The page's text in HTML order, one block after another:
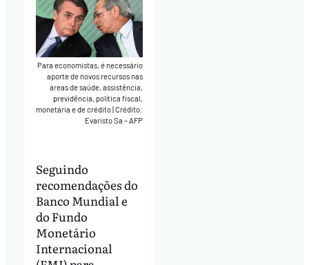
Para economistas, é necessário
aporte de novos recursos nas
áreas de saúde, assistência,
previdência, política fiscal,
monetária e de crédito|Crédito:
Evaristo Sa – AFP
Seguindo
recomendações do
Banco Mundial e
do Fundo
Monetário
Internacional